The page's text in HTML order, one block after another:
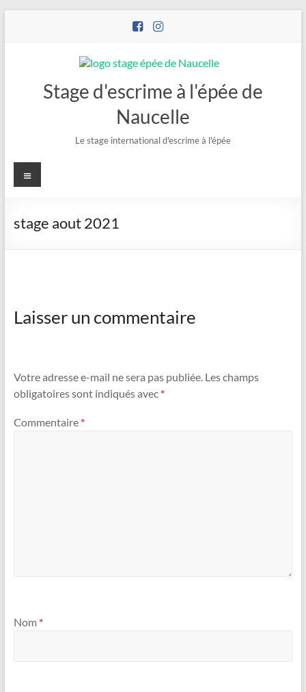
Stage d'escrime à l'épée de
Naucelle
Le stage international d'escrime à l'épée
stage aout 2021
Laisser un commentaire
Votre adresse e-mail ne sera pas publiée. Les champs
obligatoires sont indiqués avec *
Commentaire *
Nom *